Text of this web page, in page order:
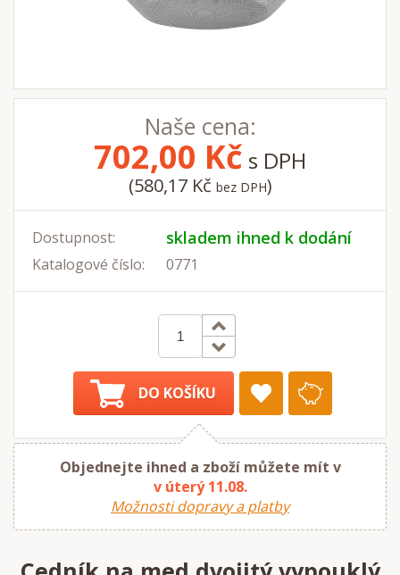
Naše cena:
702,00 Kč s DPH
(580,17 Kč bez DPH)
Dostupnost: skladem ihned k dodání
Katalogové číslo: 0771
DO KOŠÍKU
Objednejte ihned a zboží můžete mít v
v úterý 11.08.
Možnosti dopravy a platby